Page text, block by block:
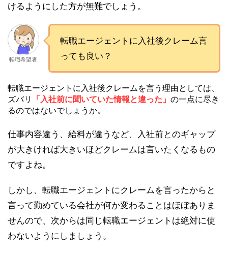
けるようにした方が無難でしょう。
転職希望者
転職エージェントに入社後クレーム言
っても良い？
転職エージェントに入社後クレームを言う理由としては、
ズバリ
「入社前に聞いていた情報と違った」 の一点に尽き
るのではないでしょうか。
仕事内容違う、給料が違うなど、入社前とのギャップ
が大きければ大きいほどクレームは言いたくなるもの
ですよね。
しかし、転職エージェントにクレームを言ったからと
言って勤めている会社が何か変わることはほぼありま
せんので、次からは同じ転職エージェントは絶対に使
わないようにしましょう。